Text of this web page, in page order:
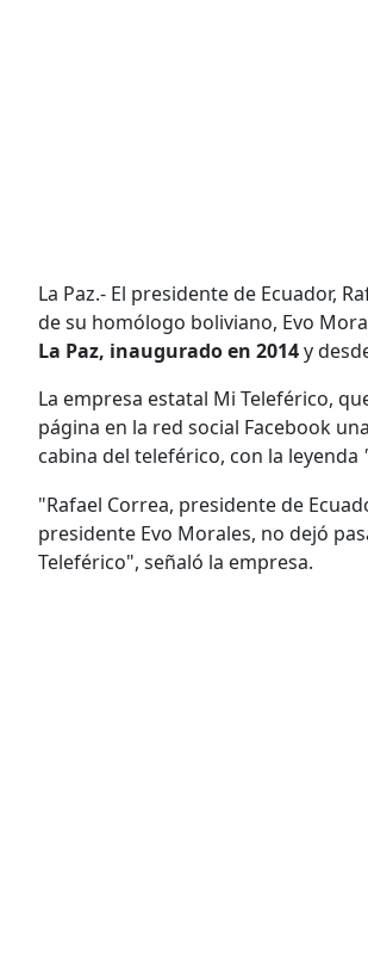
La Paz.- El presidente de Ecuador,
de su homólogo boliviano, Evo
La Paz, inaugurado en 2014y
La empresa estatal Mi Teleférico,
página en la red social Facebook
cabina del teleférico, con la leyenda
"Rafael Correa, presidente de
presidente Evo Morales, no dejó
Teleférico", señaló la empresa.